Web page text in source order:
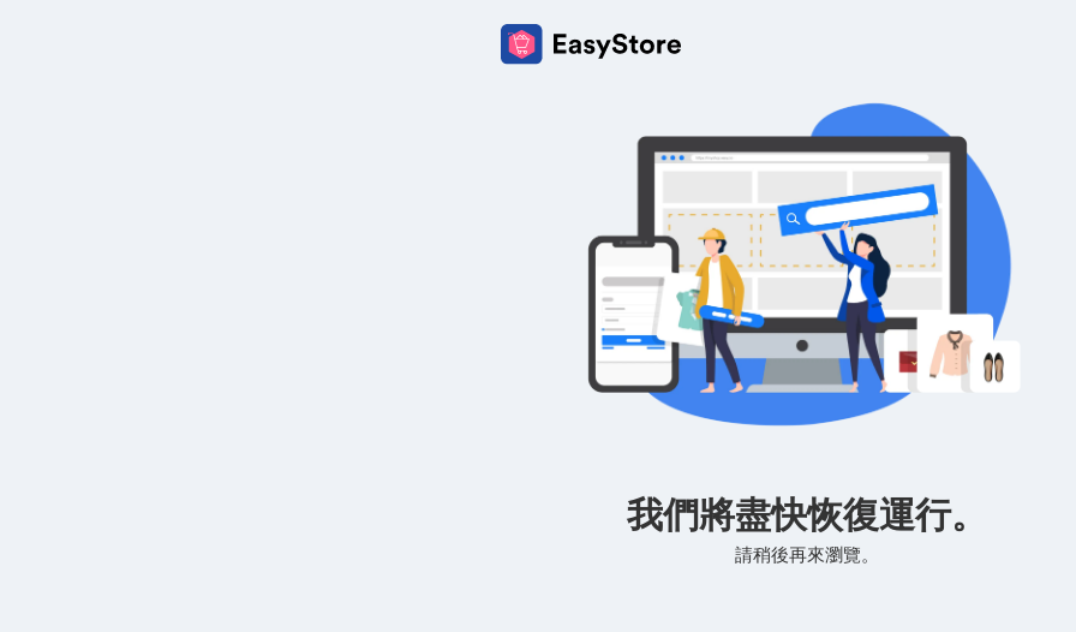
我們將盡快恢復運行。
請稍後再來瀏覽。